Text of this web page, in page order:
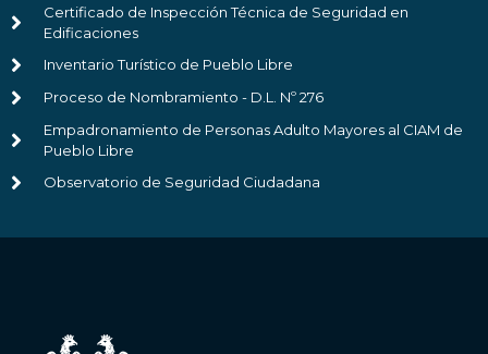
Certificado de Inspección Técnica de Seguridad en
Edificaciones
Inventario Turístico de Pueblo Libre
Proceso de Nombramiento - D.L. Nº 276
Empadronamiento de Personas Adulto Mayores al CIAM de
Pueblo Libre
Observatorio de Seguridad Ciudadana